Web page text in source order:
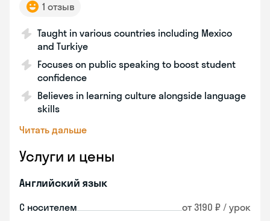
1 отзыв
Taught in various countries including Mexico
and Turkiye
Focuses on public speaking to boost student
confidence
Believes in learning culture alongside language
skills
Читать дальше
Услуги и цены
Английский язык
С носителем от 3190 ₽ / урок